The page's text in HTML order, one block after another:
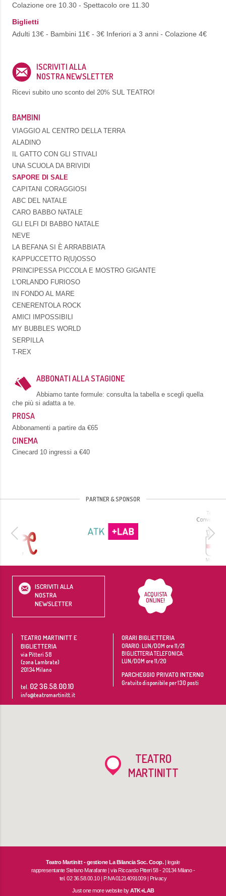
Colazione ore 10.30 - Spettacolo ore 11.30
Biglietti
Adulti 13€ - Bambini 11€ - 3€ Inferiori a 3 anni - Colazione 4€
ISCRIVITI ALLA
NOSTRA NEWSLETTER
Ricevi subito uno sconto del 20% SUL TEATRO!
BAMBINI
VIAGGIO AL CENTRO DELLA TERRA
ALADINO
IL GATTO CON GLI STIVALI
UNA SCUOLA DA BRIVIDI
SAPORE DI SALE
CAPITANI CORAGGIOSI
ABC DEL NATALE
CARO BABBO NATALE
GLI ELFI DI BABBO NATALE
NEVE
LA BEFANA SI È ARRABBIATA
KAPPUCCETTO R(U)OSSO
PRINCIPESSA PICCOLA E MOSTRO GIGANTE
L'ORLANDO FURIOSO
IN FONDO AL MARE
CENERENTOLA ROCK
AMICI IMPOSSIBILI
MY BUBBLES WORLD
SERPILLA
T-REX
ABBONATI ALLA STAGIONE
Abbiamo tante formule: consulta la tabella e scegli quella
che più si adatta a te.
PROSA
Abbonamenti a partire da €65
CINEMA
Cinecard 10 ingressi a €40
PARTNER & SPONSOR
ISCRIVITI ALLA
NOSTRA
NEWSLETTER
ACQUISTA
ONLINE!
TEATRO MARTINITT E
BIGLIETTERIA
via Pitteri 58
(zona Lambrate)
20134Milano
tel. 02 36.58.00.10
info@teatromartinitt.it
ORARI BIGLIETTERIA
ORARIO: LUN/DOM ore 11/21
BIGLIETTERIA TELEFONICA:
LUN/DOM ore 11/20
PARCHEGGIO PRIVATO INTERNO
Gratuito disponibile per 130 posti
TEATRO
MARTINITT
Teatro Martinitt - gestione La Bilancia Soc. Coop.| legale
rappresentante Stefano Marafante | via Riccardo Pitteri 58 - 20134 Milano -
tel. 02 36.58.00.10 | P.IVA 01214091009 | Privacy
Just one more website byATK+LAB